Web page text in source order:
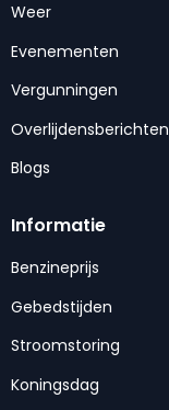
Weer
Evenementen
Vergunningen
Overlijdensberichten
Blogs
Informatie
Benzineprijs
Gebedstijden
Stroomstoring
Koningsdag